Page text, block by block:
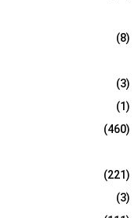
(8)
(3)
(1)
(460)
(221)
(3)